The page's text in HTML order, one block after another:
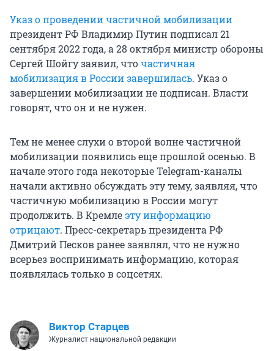
Указ о проведении частичной мобилизации
президент РФ Владимир Путин подписал 21
сентября 2022 года, а 28 октября министр обороны
Сергей Шойгу заявил, чточастичная
мобилизация в России завершилась. Указ о
завершении мобилизации не подписан. Власти
говорят, что он и не нужен.
Тем не менее слухи о второй волне частичной
мобилизации появились еще прошлой осенью. В
начале этого года некоторые Telegram-каналы
начали активно обсуждать эту тему, заявляя, что
частичную мобилизацию в России могут
продолжить. В Кремлеэту информацию
отрицают. Пресс-секретарь президента РФ
Дмитрий Песков ранее заявлял, что не нужно
всерьез воспринимать информацию, которая
появлялась только в соцсетях.
Виктор Старцев
Журналист национальной редакции